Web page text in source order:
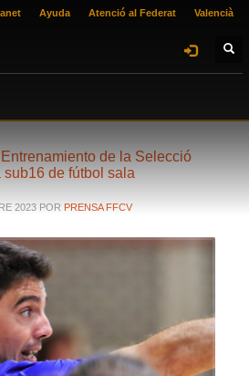
Ayuda Atenció al Federat Valencià
de la Selecció
de fútbol sala
2023 POR PRENSA FFCV